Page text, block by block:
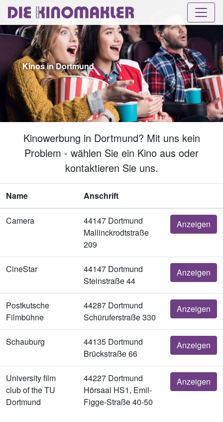
Kinos in Dortmund
Kinowerbung in Dortmund? Mit uns kein
Problem - wählen Sie ein Kino aus oder
kontaktieren Sie uns.
Name Anschrift
Camera
44147 Dortmund
Mallinckrodtstraße
209
Anzeigen
CineStar
44147 Dortmund
Steinstraße 44
Anzeigen
Postkutsche
Filmbühne
44287 Dortmund
Schüruferstraße 330
Anzeigen
Schauburg
44135 Dortmund
Brückstraße 66
Anzeigen
University film
club of the TU
Dortmund
44227 Dortmund
Hörsaal HS1, Emil-
Figge-Straße 40-50
Anzeigen